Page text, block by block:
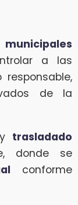
a las
responsable,
de la
trasladado
donde se
conforme